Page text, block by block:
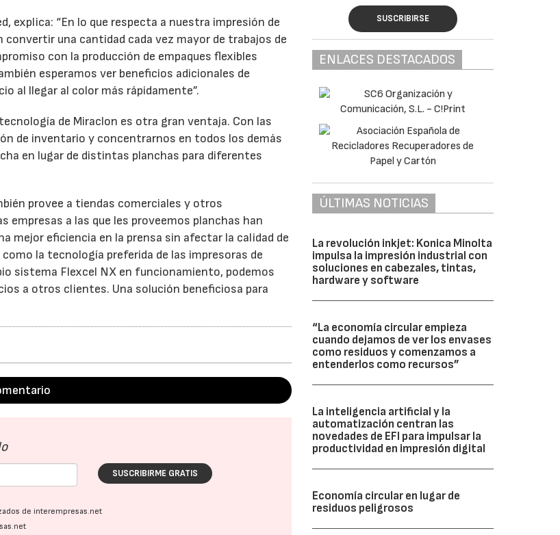
explica: “En lo que respecta a nuestra impresión de
una cantidad cada vez mayor de trabajos de
con la producción de empaques flexibles
esperamos ver beneficios adicionales de
al llegar al color más rápidamente”.
de Miraclon es otra gran ventaja. Con las
de inventario y concentrarnos en todos los demás
en lugar de distintas planchas para diferentes
provee a tiendas comerciales y otros
empresas a las que les proveemos planchas han
mejor eficiencia en la prensa sin afectar la calidad de
la tecnología preferida de las impresoras de
sistema Flexcel NX en funcionamiento, podemos
a otros clientes. Una solución beneficiosa para
SUSCRIBIRME GRATIS
de interempresas.net
SUSCRIBIRSE
ENLACES DESTACADOS
ÚLTIMAS NOTICIAS
La revolución inkjet: Konica Minolta
impulsa la impresión industrial con
soluciones en cabezales, tintas,
hardware y software
“La economía circular empieza
cuando dejamos de ver los envases
como residuos y comenzamos a
entenderlos como recursos”
La inteligencia artificial y la
automatización centran las
novedades de EFI para impulsar la
productividad en impresión digital
Economía circular en lugar de
residuos peligrosos